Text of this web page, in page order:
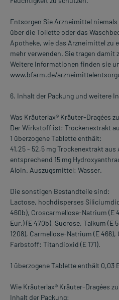
Entsorgen Sie Arzneimittel
über die Toilette oder das
Apotheke, wie das Arzneimittel zu
mehr verwenden. Sie tragen damit
Weitere Informationen finden sie
www.bfarm.de/
6. Inhalt der Packung und weitere
Was Kräuterlax® Kräuter-Dragées
Der Wirkstoff ist: Trockenextrakt
1 überzogene Tablette enthält:
41,25 - 52,5 mg Trockenextrakt aus
entsprechend 15 mg
Aloin. Auszugsmittel: Wasser.
Die sonstigen Bestandteile sind:
Lactose, hochdisperses
460b), Croscarmellose-Natrium (E
Eur.) (E 470b), Sucrose, Talkum (E
1208), Carmellose-Natrium (E 466),
Farbstoff: Titandioxid (E 171).
1 überzogene Tablette enthält 0,03
Wie Kräuterlax® Kräuter-Dragées
Inhalt der Packung: